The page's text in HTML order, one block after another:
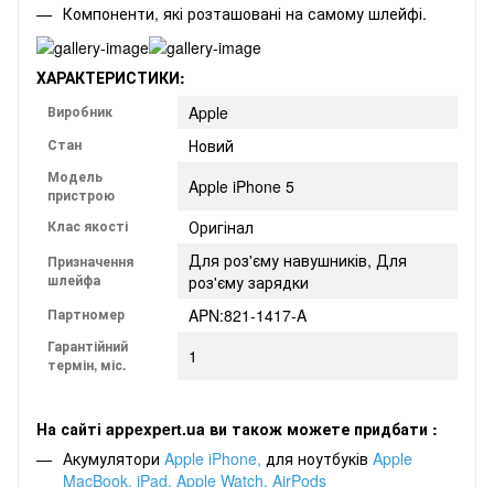
Компоненти, які розташовані на самому шлейфі.
ХАРАКТЕРИСТИКИ:
Виробник Apple
Стан Новий
Модель
пристрою
Apple iPhone 5
Клас якості Оригінал
Призначення
шлейфа
Для роз'єму навушників, Для
роз'єму зарядки
Партномер APN:821-1417-A
Гарантійний
термін, міс.
1
На сайті appexpert.ua ви також можете придбати :
Акумулятори Apple iPhone, для ноутбуків Apple
MacBook, iPad, Apple Watch, AirPods